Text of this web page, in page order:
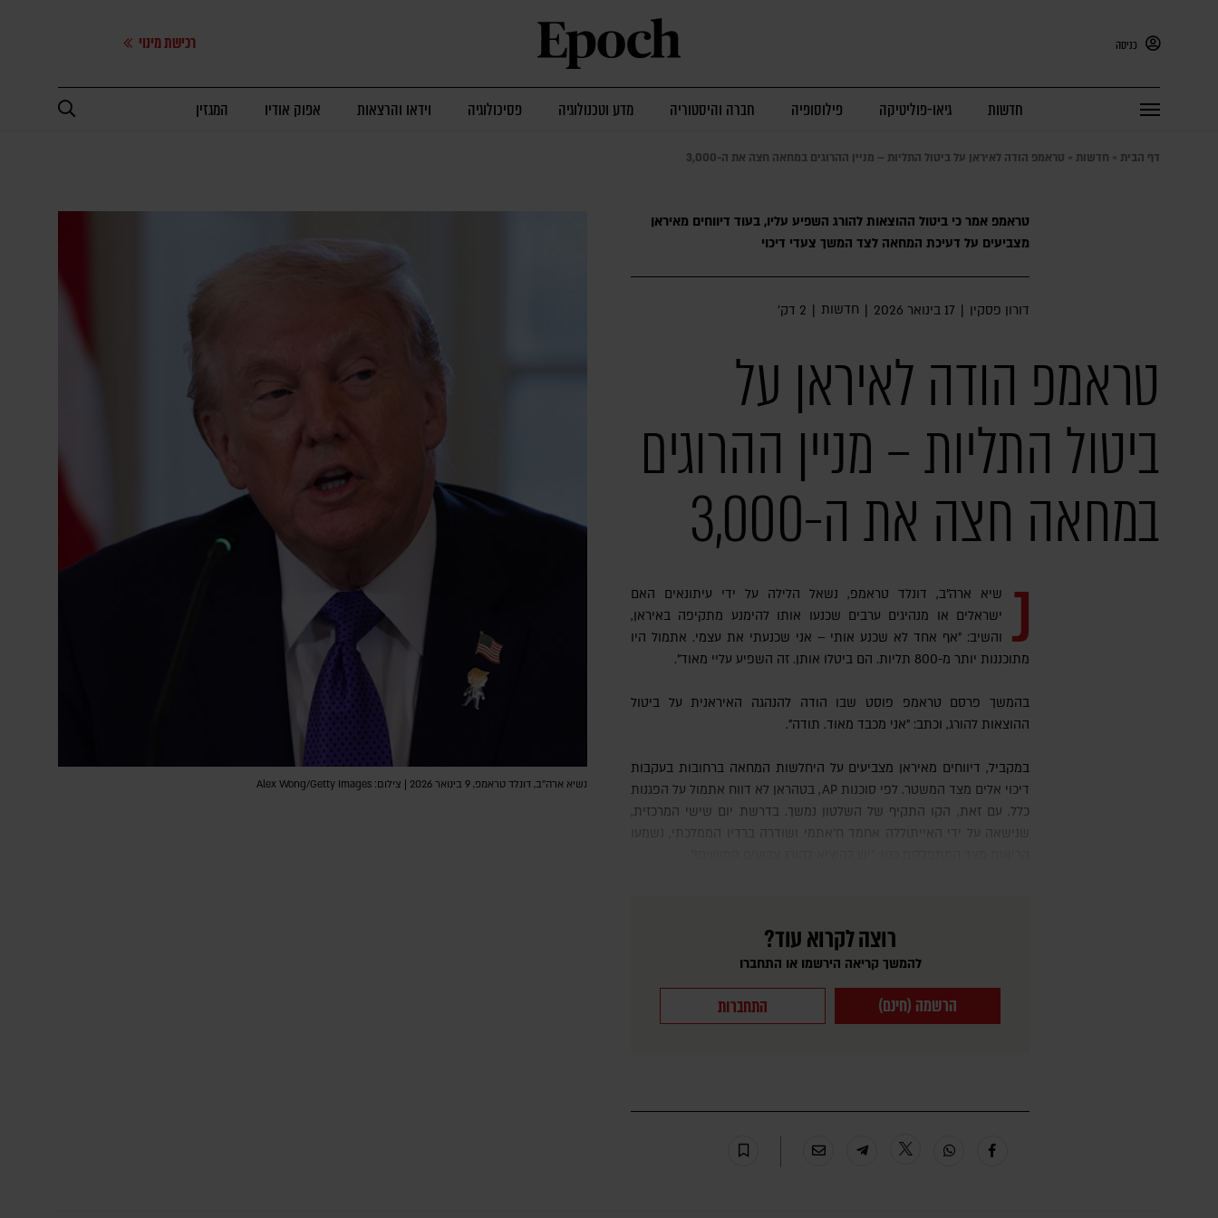
כניסה רכישת מינוי
חדשות גיאו-פוליטיקה פילוסופיה חברה והיסטוריה מדע וטכנולוגיה פסיכולוגיה וידאו והרצאות אפוק אודיו המגזין
דף הבית » חדשות » טראמפ הודה לאיראן על ביטול התליות – מניין ההרוגים במחאה חצה את ה-3,000
טראמפ אמר כי ביטול ההוצאות להורג השפיע עליו, בעוד דיווחים מאיראן
מצביעים על דעיכת המחאה לצד המשך צעדי דיכוי
דורון פסקין | 17 בינואר 2026 | חדשות | 2 דק׳
טראמפ הודה לאיראן על
ביטול התליות – מניין ההרוגים
במחאה חצה את ה-3,000
נ
שיא ארה"ב, דונלד טראמפ, נשאל הלילה על ידי עיתונאים האם
ישראלים או מנהיגים ערבים שכנעו אותו להימנע מתקיפה באיראן,
והשיב: "אף אחד לא שכנע אותי – אני שכנעתי את עצמי. אתמול היו
מתוכננות יותר מ-800 תליות. הם ביטלו אותן. זה השפיע עליי מאוד".
בהמשך פרסם טראמפ פוסט שבו הודה להנהגה האיראנית על ביטול
ההוצאות להורג, וכתב: "אני מכבד מאוד. תודה".
במקביל, דיווחים מאיראן מצביעים על היחלשות המחאה ברחובות בעקבות
דיכוי אלים מצד המשטר. לפי סוכנות AP, בטהראן לא דווח אתמול על הפגנות
כלל. עם זאת, הקו התקיף של השלטון נמשך. בדרשת יום שישי המרכזית,
שנישאה על ידי האייתוללה אחמד ח'אתמי ושודרה ברדיו הממלכתי, נשמעו
רוצה לקרוא עוד?
להמשך קריאה הירשמו או התחברו
הרשמה (חינם) התחברות
נשיא ארה''ב, דונלד טראמפ, 9 בינואר 2026 | צילום: Alex Wong/Getty Images